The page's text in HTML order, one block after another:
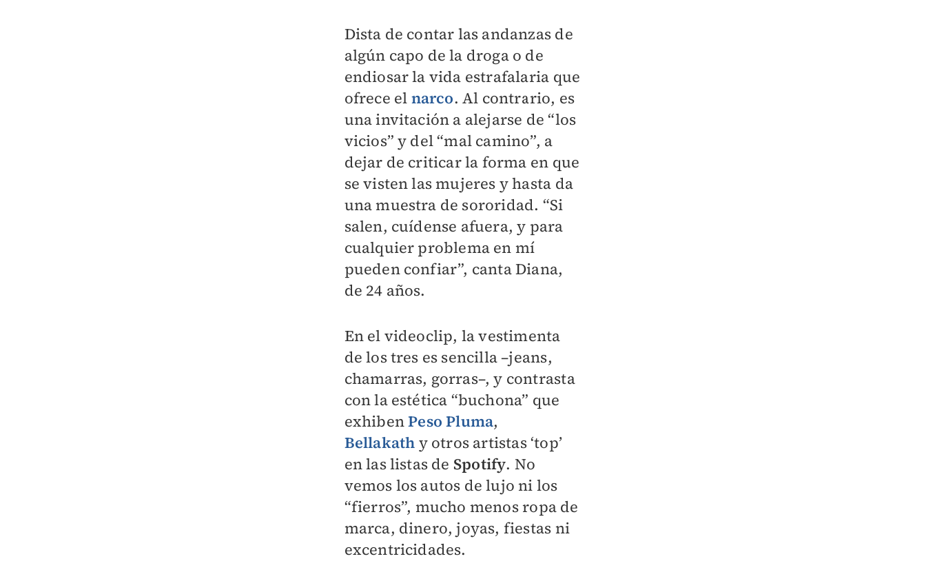
Dista de contar las andanzas de
algún capo de la droga o de
endiosar la vida estrafalaria que
ofrece el narco. Al contrario, es
una invitación a alejarse de “los
vicios” y del “mal camino”, a
dejar de criticar la forma en que
se visten las mujeres y hasta da
una muestra de sororidad. “Si
salen, cuídense afuera, y para
cualquier problema en mí
pueden confiar”, canta Diana,
de 24 años.
En el videoclip, la vestimenta
de los tres es sencilla –jeans,
chamarras, gorras–, y contrasta
con la estética “buchona” que
exhibenPeso Pluma,
Bellakath y otros artistas ‘top’
en las listas de Spotify. No
vemos los autos de lujo ni los
“fierros”, mucho menos ropa de
marca, dinero, joyas, fiestas ni
excentricidades.